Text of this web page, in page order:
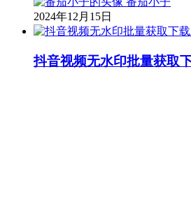
2024年12月15日
抖音视频无水印批量获取